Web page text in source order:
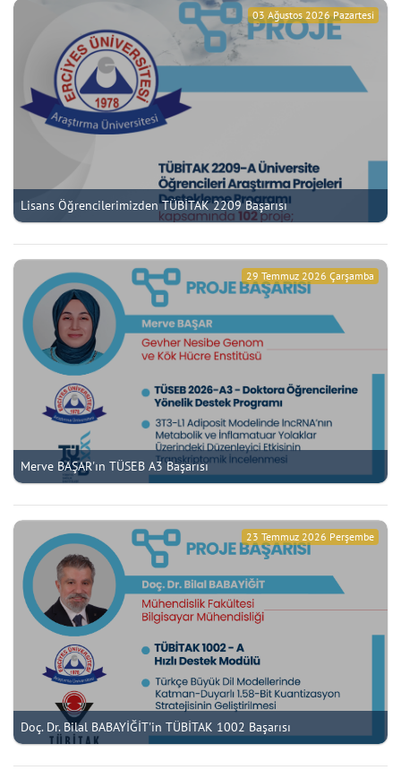
Lisans Öğrencilerimizden TÜBİTAK 2209 Başarısı
03 Ağustos 2026 Pazartesi
Merve BAŞAR'ın TÜSEB A3 Başarısı
29 Temmuz 2026 Çarşamba
Doç. Dr. Bilal BABAYİĞİT'in TÜBİTAK 1002 Başarısı
23 Temmuz 2026 Perşembe